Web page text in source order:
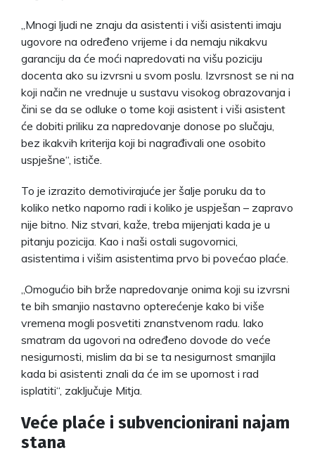
„Mnogi ljudi ne znaju da asistenti i viši asistenti imaju
ugovore na određeno vrijeme i da nemaju nikakvu
garanciju da će moći napredovati na višu poziciju
docenta ako su izvrsni u svom poslu. Izvrsnost se ni na
koji način ne vrednuje u sustavu visokog obrazovanja i
čini se da se odluke o tome koji asistent i viši asistent
će dobiti priliku za napredovanje donose po slučaju,
bez ikakvih kriterija koji bi nagrađivali one osobito
uspješne“, ističe.
To je izrazito demotivirajuće jer šalje poruku da to
koliko netko naporno radi i koliko je uspješan – zapravo
nije bitno. Niz stvari, kaže, treba mijenjati kada je u
pitanju pozicija. Kao i naši ostali sugovornici,
asistentima i višim asistentima prvo bi povećao plaće.
„Omogućio bih brže napredovanje onima koji su izvrsni
te bih smanjio nastavno opterećenje kako bi više
vremena mogli posvetiti znanstvenom radu. Iako
smatram da ugovori na određeno dovode do veće
nesigurnosti, mislim da bi se ta nesigurnost smanjila
kada bi asistenti znali da će im se upornost i rad
isplatiti“, zaključuje Mitja.
Veće plaće i subvencionirani najam
stana